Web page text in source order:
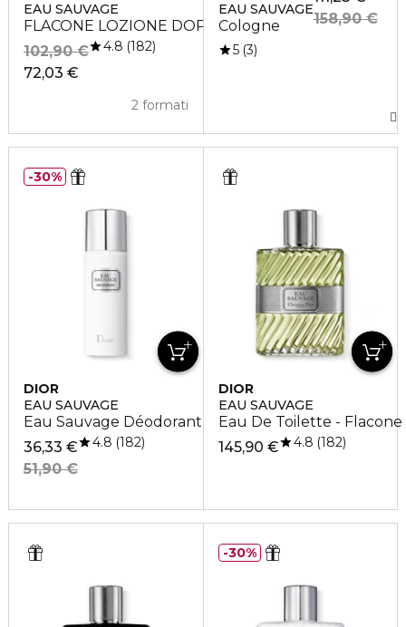
EAU SAUVAGE
FLACONE LOZIONE DOPOBARBA
72,03 €
102,90 €
2 formati
4.8 182
EAU SAUVAGE
Cologne
158,90 €
5 3
DIOR
EAU SAUVAGE
Eau Sauvage Déodorant Vaporisateur
36,33 €
51,90 €
4.8 182
30%
DIOR
EAU SAUVAGE
Eau De Toilette - Flacone
145,90 €
4.8 182
30%